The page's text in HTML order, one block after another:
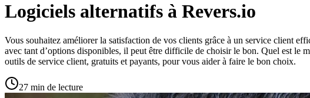
Logiciels alternatifs à Revers.io
Vous souhaitez améliorer la satisfaction de vos clients grâce à un service client
avec tant d’options disponibles, il peut être difficile de choisir le bon. Quel est le
outils de service client, gratuits et payants, pour vous aider à faire le bon choix.
27 min de lecture